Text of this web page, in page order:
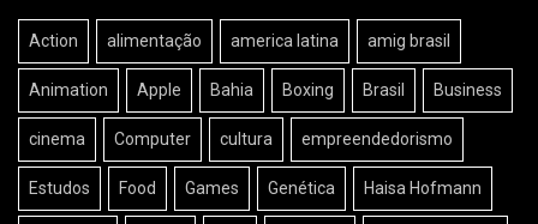
Action alimentação america latina amig brasil
Animation Apple Bahia Boxing Brasil Business
cinema Computer cultura empreendedorismo
Estudos Food Games Genética Haisa Hofmann